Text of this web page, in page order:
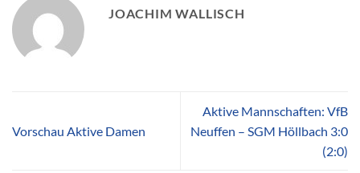
JOACHIM WALLISCH
Vorschau Aktive Damen
Aktive Mannschaften: VfB
Neuffen – SGM Höllbach 3:0
(2:0)